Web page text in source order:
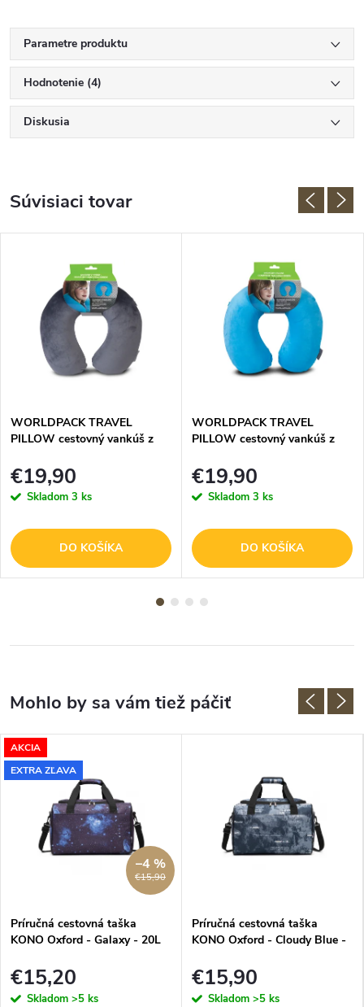
Parametre produktu
Hodnotenie (4)
Diskusia
Súvisiaci tovar
WORLDPACK TRAVEL
PILLOW cestovný vankúš z
€19,90
Skladom 3 ks
DO KOŠÍKA
WORLDPACK TRAVEL
PILLOW cestovný vankúš z
€19,90
Skladom 3 ks
DO KOŠÍKA
AKCIA
EXTRA ZĽAVA
€15,90
–4 %
Príručná cestovná taška
KONO Oxford - Galaxy - 20L
€15,20
Skladom >5 ks
Príručná cestovná taška
KONO Oxford - Cloudy Blue -
€15,90
Skladom >5 ks